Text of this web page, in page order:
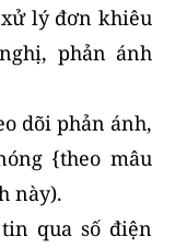
lý đơn khiêu
phản ánh
dõi phản ánh,
{theo mâu
này).
qua số điện